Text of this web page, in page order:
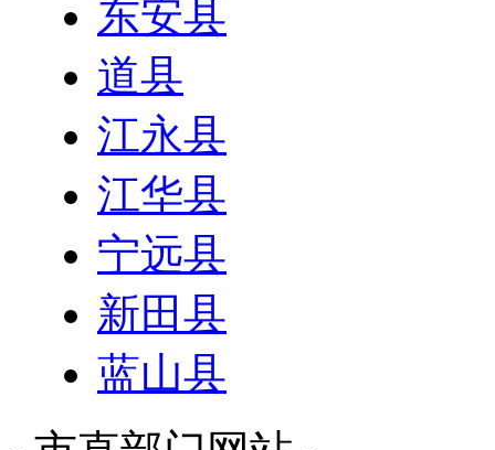
东安县
道县
江永县
江华县
宁远县
新田县
蓝山县